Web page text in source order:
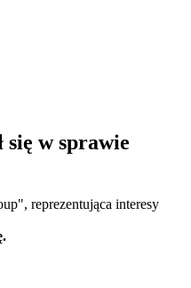
się w sprawie
reprezentująca interesy